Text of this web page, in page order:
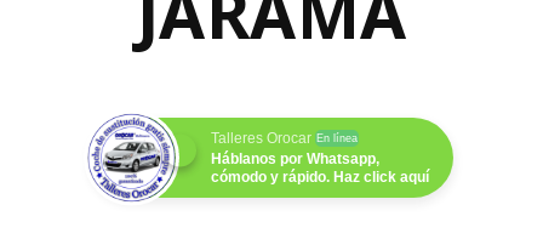
Talleres Orocar En línea
Háblanos por Whatsapp,
cómodo y rápido. Haz click aquí